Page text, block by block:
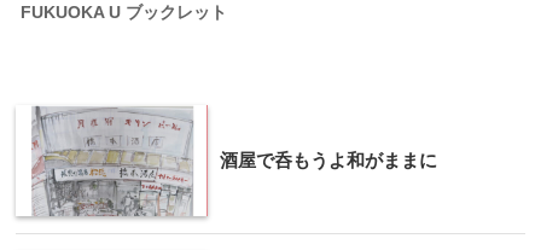
FUKUOKA U ブックレット
酒屋で呑もうよ和がままに